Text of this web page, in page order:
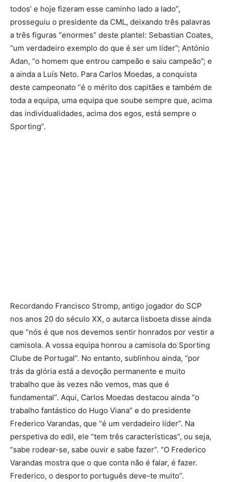
todos’ e hoje fizeram esse caminho lado a lado”,
prosseguiu o presidente da CML, deixando três palavras
a três figuras “enormes” deste plantel: Sebastian Coates,
“um verdadeiro exemplo do que é ser um líder”; António
Adan, “o homem que entrou campeão e saiu campeão”; e
a ainda a Luís Neto. Para Carlos Moedas, a conquista
deste campeonato “é o mérito dos capitães e também de
toda a equipa, uma equipa que soube sempre que, acima
das individualidades, acima dos egos, está sempre o
Sporting”.
Recordando Francisco Stromp, antigo jogador do SCP
nos anos 20 do século XX, o autarca lisboeta disse ainda
que “nós é que nos devemos sentir honrados por vestir a
camisola. A vossa equipa honrou a camisola do Sporting
Clube de Portugal”. No entanto, sublinhou ainda, “por
trás da glória está a devoção permanente e muito
trabalho que às vezes não vemos, mas que é
fundamental”. Aqui, Carlos Moedas destacou ainda “o
trabalho fantástico do Hugo Viana” e do presidente
Frederico Varandas, que “é um verdadeiro líder”. Na
perspetiva do edil, ele “tem três características”, ou seja,
“sabe rodear-se, sabe ouvir e sabe fazer”. “O Frederico
Varandas mostra que o que conta não é falar, é fazer.
Frederico, o desporto português deve-te muito”.